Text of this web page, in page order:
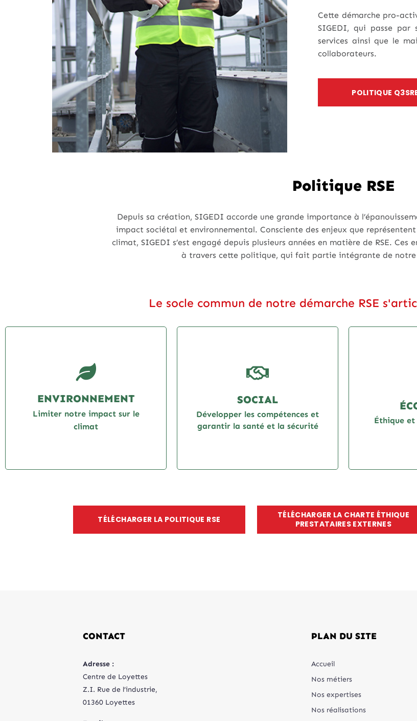
Cette démarche pro-
SIGEDI, qui passe
services ainsi que le
collaborateurs.
POLITIQUE
Politique RSE
Depuis sa création, SIGEDI accorde une grande importance à
impact sociétal et environnemental. Consciente des enjeux que
climat, SIGEDI s’est engagé depuis plusieurs années en matière de RSE.
à travers cette politique, qui fait partie intégrante de notre
Le socle commun de notre démarche RSE
ENVIRONNEMENT
Limiter notre impact sur le
climat
• Allégement la consommation
SOCIAL
Développer les compétences et
garantir la santé et la sécurité
compétences
Éthique
• Éthique des
• Lutte contre
TÉLÉCHARGER LA POLITIQUE RSE
TÉLÉCHARGER LA CHARTE ÉTHIQUE
PRESTATAIRES EXTERNES
CONTACT
Adresse :
Centre de Loyettes
Z.I. Rue de l’industrie,
01360 Loyettes
PLAN DU SITE
Accueil
Nos métiers
Nos expertises
Nos réalisations